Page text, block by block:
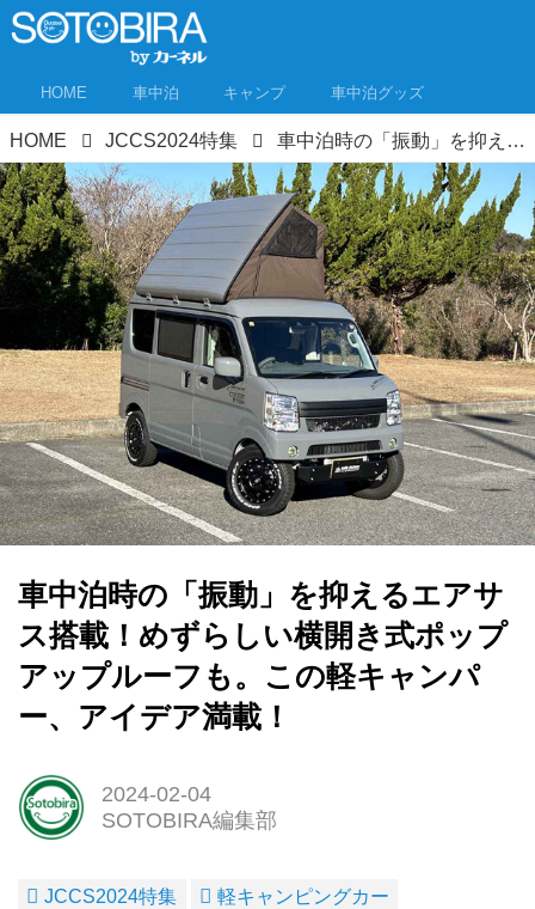
HOME 車中泊 キャンプ 車中泊グッズ
HOME JCCS2024特集 車中泊時の「振動」を抑えるエアサス搭載！めずらしい横開き式ポップアップルーフも。この軽キャンパー、アイデア満載！
車中泊時の「振動」を抑えるエアサ
ス搭載！めずらしい横開き式ポップ
アップルーフも。この軽キャンパ
ー、アイデア満載！
2024-02-04
SOTOBIRA編集部
JCCS2024特集
軽キャンピングカー